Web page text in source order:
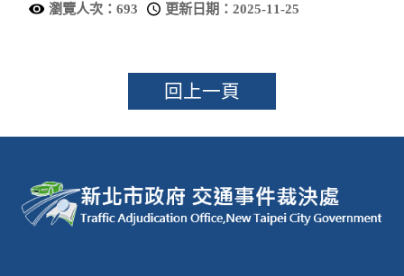
瀏覽人次：693 更新日期：2025-11-25
回上一頁